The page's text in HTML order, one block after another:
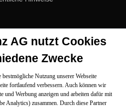
AG nutzt Cookies
Zwecke
Nutzung unserer Webseite
fortlaufend verbessern. Auch können wir
und Werbung anzeigen und arbeiten dafür mit
Analytics) zusammen. Durch diese Partner